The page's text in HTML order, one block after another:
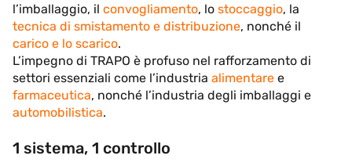
l’imballaggio, il convogliamento, lo stoccaggio, la
tecnica di smistamento e distribuzione, nonché il
carico e lo scarico.
L’impegno di TRAPO è profuso nel rafforzamento di
settori essenziali come l’industria alimentare e
farmaceutica, nonché l’industria degli imballaggi e
automobilistica.
1 sistema, 1 controllo